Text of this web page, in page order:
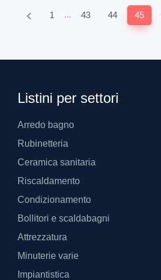
1 ... 43 44 45
Listini per settori
Arredo bagno
Rubinetteria
Ceramica sanitaria
Riscaldamento
Condizionamento
Bollitori e scaldabagni
Attrezzatura
Minuterie varie
Impiantistica